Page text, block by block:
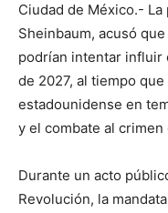
Ciudad de México.-
Sheinbaum, acusó
podrían intentar influir
de 2027, al tiempo
estadounidense en
y el combate al
Durante un acto
Revolución, la